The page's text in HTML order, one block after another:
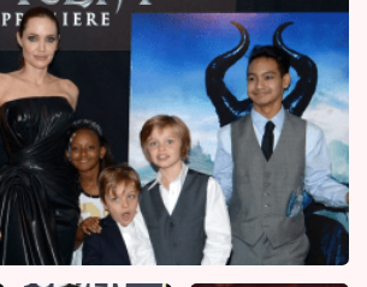
Karlovy Vary